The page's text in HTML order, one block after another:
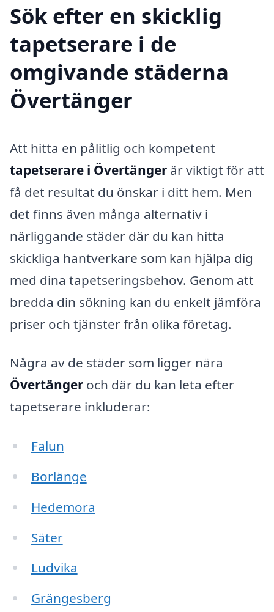
Sök efter en skicklig
tapetserare i de
omgivande städerna
Övertänger
Att hitta en pålitlig och kompetent
tapetserare i Övertänger är viktigt för att
få det resultat du önskar i ditt hem. Men
det finns även många alternativ i
närliggande städer där du kan hitta
skickliga hantverkare som kan hjälpa dig
med dina tapetseringsbehov. Genom att
bredda din sökning kan du enkelt jämföra
priser och tjänster från olika företag.
Några av de städer som ligger nära
Övertänger och där du kan leta efter
tapetserare inkluderar:
Falun
Borlänge
Hedemora
Säter
Ludvika
Grängesberg